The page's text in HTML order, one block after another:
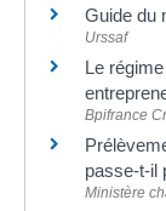
Guide du
Urssaf
Le
Bpifrance
passe-t-il
Ministère